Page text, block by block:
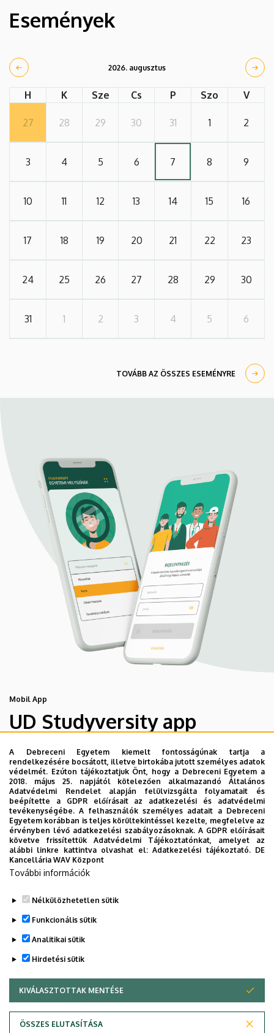
Események
2026. augusztus
H K Sze Cs P Szo V
27 28 29 30 31 1 2
3 4 5 6 7 8 9
10 11 12 13 14 15 16
17 18 19 20 21 22 23
24 25 26 27 28 29 30
31 1 2 3 4 5 6
TOVÁBB AZ ÖSSZES ESEMÉNYRE
Mobil App
UD Studyversity app
Engedd meg, hogy figyelmedbe ajánljuk a Debreceni
Egyetem új applikációját, melyet hallgatói számára
készített. Az alkalmazás bevezetésével célunk, hogy
segítsünk eligazodni az egyetemi mindennapokban, a
tanulmányaiddal kapcsolatban gyorsan elérhető
információkat biztosítsunk, útmutatót adjunk az egyetemi
évek során felmerülő helyzetekkel, kérdésekkel
kapcsolatban, továbbá „zsebközelbe” hozzuk az Egyetem
és Debrecen város kulturális és sport életét.
Adatvédelem
A Debreceni Egyetem kiemelt fontosságúnak tartja a
rendelkezésére bocsátott, illetve birtokába jutott személyes adatok
védelmét. Ezúton tájékoztatjuk Önt, hogy a Debreceni Egyetem a
2018. május 25. napjától kötelezően alkalmazandó Általános
Adatvédelmi Rendelet alapján felülvizsgálta folyamatait és
beépítette a GDPR előírásait az adatkezelési és adatvédelmi
tevékenységébe. A felhasználók személyes adatait a Debreceni
Egyetem korábban is teljes körültekintéssel kezelte, megfelelve az
érvényben lévő adatkezelési szabályozásoknak. A GDPR előírásait
követve frissítettük Adatvédelmi Tájékoztatónkat, amelyet az
alábbi linkre kattintva olvashat el:Adatkezelési tájékoztató. DE
Kancellária WAV Központ
További információk
Nélkülözhetetlen sütik
Funkcionális sütik
Analitikai sütik
Hirdetési sütik
KIVÁLASZTOTTAK MENTÉSE
ÖSSZES ELUTASÍTÁSA
WITHDRAW CONSENT